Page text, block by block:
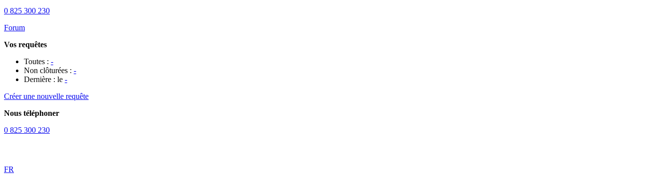
0 825 300 230
Forum
Vos requêtes
Toutes : -
Non clôturées : -
Dernière : le -
Créer une nouvelle requête
Nous téléphoner
0 825 300 230
FR